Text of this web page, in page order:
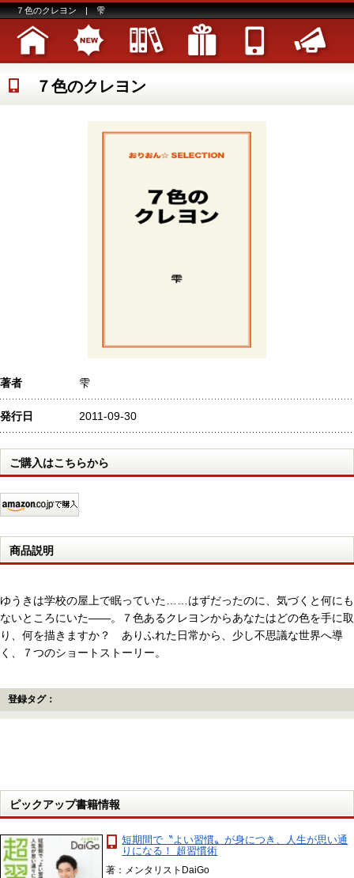
７色のクレヨン | 雫
７色のクレヨン
著者 雫
発行日 2011-09-30
ご購入はこちらから
商品説明
ゆうきは学校の屋上で眠っていた……はずだったのに、気づくと何にも
ないところにいた――。７色あるクレヨンからあなたはどの色を手に取
り、何を描きますか？ ありふれた日常から、少し不思議な世界へ導
く、７つのショートストーリー。
登録タグ：
ピックアップ書籍情報
短期間で〝よい習慣〟が身につき、人生が思い通
りになる！ 超習慣術
著：メンタリストDaiGo